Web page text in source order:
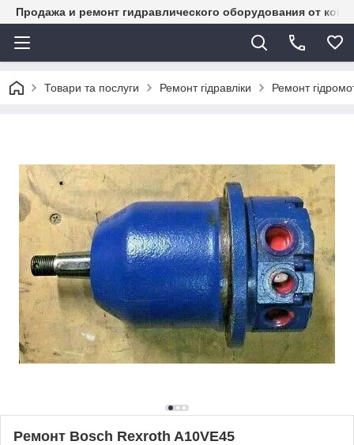
Продажа и ремонт гидравлического оборудования от
Товари та послуги Ремонт гідравліки Ремонт
Ремонт Bosch Rexroth A10VE45